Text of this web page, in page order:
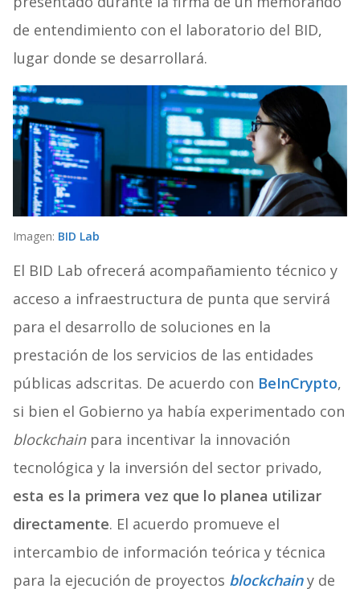
de entendimiento con el laboratorio del BID,
lugar donde se desarrollará.
Imagen: BID Lab
El BID Lab ofrecerá acompañamiento técnico y
acceso a infraestructura de punta que servirá
para el desarrollo de soluciones en la
prestación de los servicios de las entidades
públicas adscritas. De acuerdo con BeInCrypto,
si bien el Gobierno ya había experimentado con
blockchainpara incentivar la innovación
tecnológica y la inversión del sector privado,
esta es la primera vez que lo planea utilizar
directamente. El acuerdo promueve el
intercambio de información teórica y técnica
para la ejecución de proyectos blockchainy de